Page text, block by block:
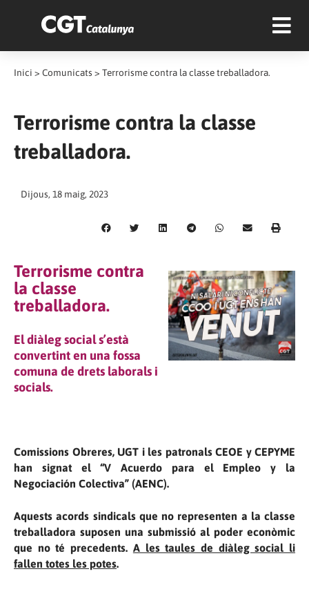
Inici > Comunicats > Terrorisme contra la classe treballadora.
Terrorisme contra la classe
treballadora.
Dijous, 18 maig, 2023
Terrorisme contra
la classe
treballadora.
El diàleg social s’està
convertint en una fossa
comuna de drets laborals i
socials.
Comissions Obreres, UGT i les patronals CEOE y CEPYME
han signat el “V Acuerdo para el Empleo y la
Negociación Colectiva” (AENC).
Aquests acords sindicals que no representen a la classe
treballadora suposen una submissió al poder econòmic
que no té precedents. A les taules de diàleg social li
fallen totes les potes.